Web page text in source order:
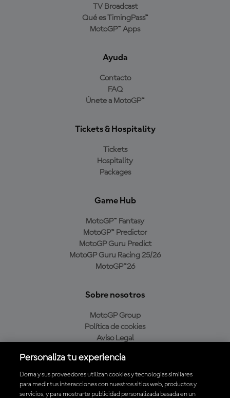
TV Broadcast
Qué es TimingPass™
MotoGP™ Apps
Ayuda
Contacto
FAQ
Únete a MotoGP™
Tickets & Hospitality
Tickets
Hospitality
Packages
Game Hub
MotoGP™ Fantasy
MotoGP™ Predictor
MotoGP Guru Predict
MotoGP Guru Racing 25/26
MotoGP™26
Sobre nosotros
MotoGP Group
Política de cookies
Aviso Legal
Política de compra
Personaliza tu experiencia
Dorna y sus proveedores utilizan cookies y tecnologías similares
para medir tus interacciones con nuestros sitios web, productos y
servicios, y para mostrarte publicidad personalizada basada en un